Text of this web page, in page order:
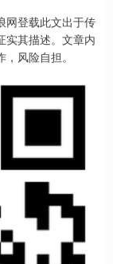
网登载此文出于传
实其描述。文章内
风险自担。